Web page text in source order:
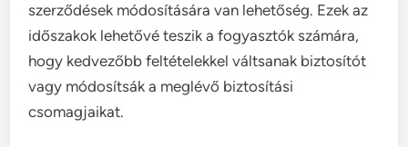
szerződések módosítására van lehetőség. Ezek az
időszakok lehetővé teszik a fogyasztók számára,
hogy kedvezőbb feltételekkel váltsanak biztosítót
vagy módosítsák a meglévő biztosítási
csomagjaikat.